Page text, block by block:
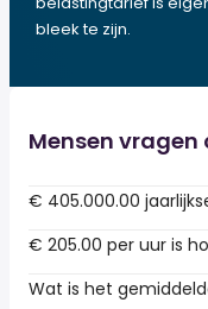
bleek te zijn.
Mensen vragen
€ 405.000.00
€ 205.00 per uur is
Wat is het